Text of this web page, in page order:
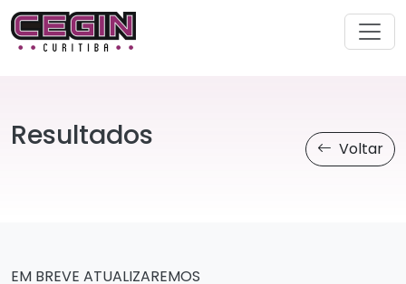
Resultados Voltar
EM BREVE ATUALIZAREMOS